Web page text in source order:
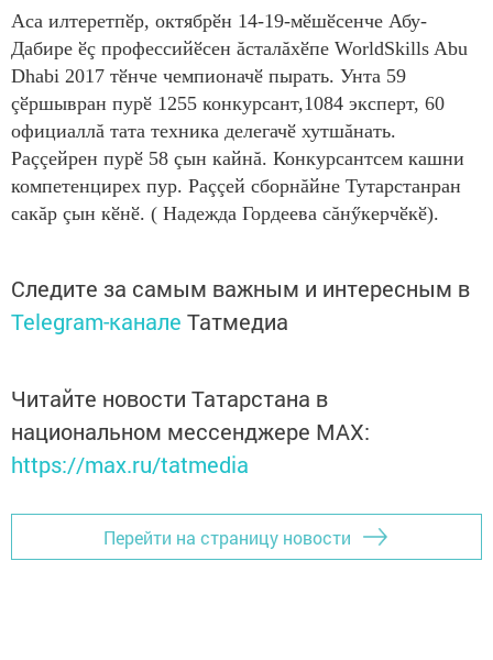
Аса илтеретпӗр, октябрӗн 14-19-мӗшӗсенче Абу-
Дабире ӗç профессийӗсен ăсталăхӗпе WorldSkills Abu
Dhabi 2017 тӗнче чемпионачӗ пырать. Унта 59
çӗршывран пурӗ 1255 конкурсант,1084 эксперт, 60
официаллă тата техника делегачӗ хутшăнать.
Раççейрен пурӗ 58 çын кайнă. Конкурсантсем кашни
компетенцирех пур. Раççей сборнăйне Тутарстанран
сакăр çын кӗнӗ. ( Надежда Гордеева сăнӳкерчӗкӗ).
Следите за самым важным и интересным в
Telegram-канале Татмедиа
Читайте новости Татарстана в
национальном мессенджере MАХ:
https://max.ru/tatmedia
Перейти на страницу новости